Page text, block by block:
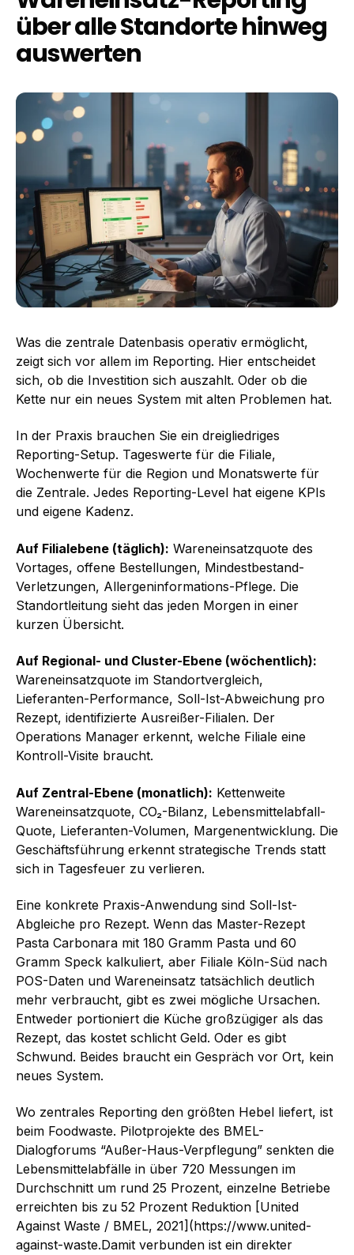
über alle Standorte hinweg
auswerten
Was die zentrale Datenbasis operativ ermöglicht,
zeigt sich vor allem im Reporting. Hier entscheidet
sich, ob die Investition sich auszahlt. Oder ob die
Kette nur ein neues System mit alten Problemen hat.
In der Praxis brauchen Sie ein dreigliedriges
Reporting-Setup. Tageswerte für die Filiale,
Wochenwerte für die Region und Monatswerte für
die Zentrale. Jedes Reporting-Level hat eigene KPIs
und eigene Kadenz.
Auf Filialebene (täglich): Wareneinsatzquote des
Vortages, offene Bestellungen, Mindestbestand-
Verletzungen, Allergeninformations-Pflege. Die
Standortleitung sieht das jeden Morgen in einer
kurzen Übersicht.
Auf Regional- und Cluster-Ebene (wöchentlich):
Wareneinsatzquote im Standortvergleich,
Lieferanten-Performance, Soll-Ist-Abweichung pro
Rezept, identifizierte Ausreißer-Filialen. Der
Operations Manager erkennt, welche Filiale eine
Kontroll-Visite braucht.
Auf Zentral-Ebene (monatlich): Kettenweite
Wareneinsatzquote, CO₂-Bilanz, Lebensmittelabfall-
Quote, Lieferanten-Volumen, Margenentwicklung. Die
Geschäftsführung erkennt strategische Trends statt
sich in Tagesfeuer zu verlieren.
Eine konkrete Praxis-Anwendung sind Soll-Ist-
Abgleiche pro Rezept. Wenn das Master-Rezept
Pasta Carbonara mit 180 Gramm Pasta und 60
Gramm Speck kalkuliert, aber Filiale Köln-Süd nach
POS-Daten und Wareneinsatz tatsächlich deutlich
mehr verbraucht, gibt es zwei mögliche Ursachen.
Entweder portioniert die Küche großzügiger als das
Rezept, das kostet schlicht Geld. Oder es gibt
Schwund. Beides braucht ein Gespräch vor Ort, kein
neues System.
Wo zentrales Reporting den größten Hebel liefert, ist
beim Foodwaste. Pilotprojekte des BMEL-
Dialogforums “Außer-Haus-Verpflegung” senkten die
Lebensmittelabfälle in über 720 Messungen im
Durchschnitt um rund 25 Prozent, einzelne Betriebe
erreichten bis zu 52 Prozent Reduktion [United
Against Waste / BMEL, 2021](https://www.united-
against-waste.Damit verbunden ist ein direkter